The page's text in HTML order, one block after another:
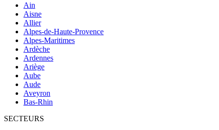
Ain
Aisne
Allier
Alpes-de-Haute-Provence
Alpes-Maritimes
Ardèche
Ardennes
Ariège
Aube
Aude
Aveyron
Bas-Rhin
SECTEURS